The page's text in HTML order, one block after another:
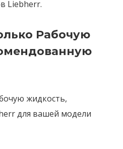
Liebherr.
Рабочую
жидкость,
для вашей модели